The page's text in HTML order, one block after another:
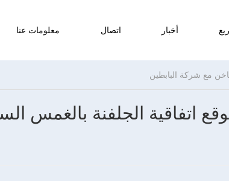
أخبار اتصال معلومات عنا
اتفاقية الجلفنة بالغمس